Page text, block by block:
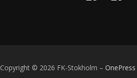
Copyright © 2026 FK-Stokholm – OnePress